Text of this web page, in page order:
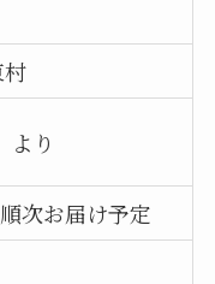
より
次お届け予定